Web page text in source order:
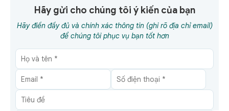
Hãy gửi cho chúng tôi ý kiến của bạn
Hãy điền đầy đủ và chính xác thông tin (ghi rõ địa chỉ email)
để chúng tôi phục vụ bạn tốt hơn